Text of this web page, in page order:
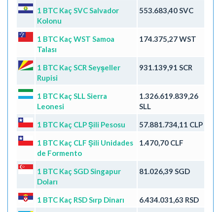
1 BTC Kaç SVC Salvador
Kolonu
553.683,40 SVC
1 BTC Kaç WST Samoa
Talası
174.375,27 WST
1 BTC Kaç SCR Seyşeller
Rupisi
931.139,91 SCR
1 BTC Kaç SLL Sierra
Leonesi
1.326.619.839,26
SLL
1 BTC Kaç CLP Şili Pesosu 57.881.734,11 CLP
1 BTC Kaç CLF Şili Unidades
de Formento
1.470,70 CLF
1 BTC Kaç SGD Singapur
Doları
81.026,39 SGD
1 BTC Kaç RSD Sırp Dinarı 6.434.031,63 RSD